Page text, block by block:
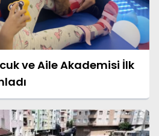
ve Aile Akademisi İlk